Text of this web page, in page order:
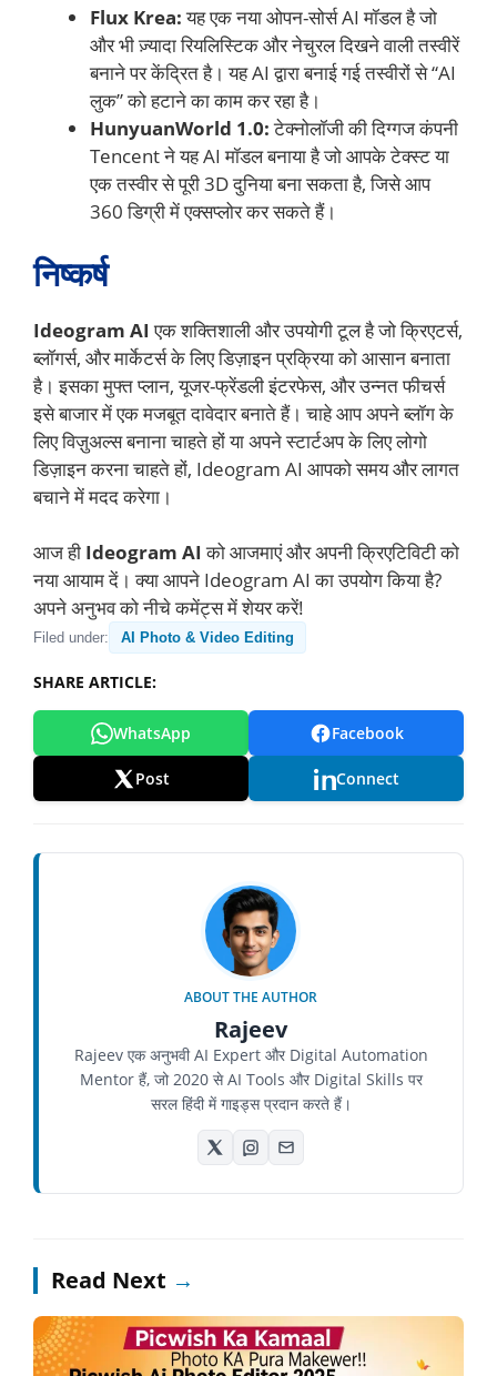
Flux Krea:यह एक नया ओपन-सोर्स AI मॉडल है जो
और भी ज़्यादा रियलिस्टिक और नेचुरल दिखने वाली तस्वीरें
बनाने पर केंद्रित है। यह AI द्वारा बनाई गई तस्वीरों से “AI
लुक” को हटाने का काम कर रहा है।
HunyuanWorld 1.0:टेक्नोलॉजी की दिग्गज कंपनी
Tencent ने यह AI मॉडल बनाया है जो आपके टेक्स्ट या
एक तस्वीर से पूरी 3D दुनिया बना सकता है, जिसे आप
360 डिग्री में एक्सप्लोर कर सकते हैं।
निष्कर्ष
Ideogram AI एक शक्तिशाली और उपयोगी टूल है जो क्रिएटर्स,
ब्लॉगर्स, और मार्केटर्स के लिए डिज़ाइन प्रक्रिया को आसान बनाता
है। इसका मुफ्त प्लान, यूजर-फ्रेंडली इंटरफेस, और उन्नत फीचर्स
इसे बाजार में एक मजबूत दावेदार बनाते हैं। चाहे आप अपने ब्लॉग के
लिए विज़ुअल्स बनाना चाहते हों या अपने स्टार्टअप के लिए लोगो
डिज़ाइन करना चाहते हों, Ideogram AI आपको समय और लागत
बचाने में मदद करेगा।
आज ही Ideogram AI को आजमाएं और अपनी क्रिएटिविटी को
नया आयाम दें। क्या आपने Ideogram AI का उपयोग किया है?
अपने अनुभव को नीचे कमेंट्स में शेयर करें!
Filed under: AI Photo & Video Editing
SHARE ARTICLE:
WhatsApp Facebook
Post Connect
ABOUT THE AUTHOR
Rajeev
Rajeev एक अनुभवी AI Expert और Digital Automation
Mentor हैं, जो 2020 से AI Tools और Digital Skills पर
सरल हिंदी में गाइड्स प्रदान करते हैं।
Read Next →